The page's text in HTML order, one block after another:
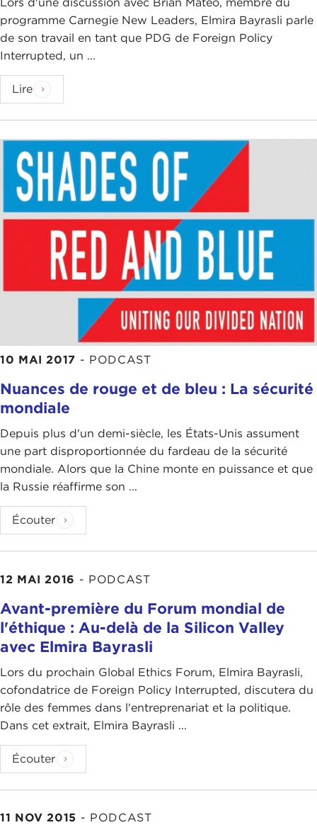
Lors d'une discussion avec Brian Mateo, membre du
programme Carnegie New Leaders, Elmira Bayrasli parle
de son travail en tant que PDG de Foreign Policy
Interrupted, un ...
Lire
10 MAI 2017 - PODCAST
Nuances de rouge et de bleu : La sécurité
mondiale
Depuis plus d'un demi-siècle, les États-Unis assument
une part disproportionnée du fardeau de la sécurité
mondiale. Alors que la Chine monte en puissance et que
la Russie réaffirme son ...
Écouter
12 MAI 2016 - PODCAST
Avant-première du Forum mondial de
l'éthique : Au-delà de la Silicon Valley
avec Elmira Bayrasli
Lors du prochain Global Ethics Forum, Elmira Bayrasli,
cofondatrice de Foreign Policy Interrupted, discutera du
rôle des femmes dans l'entreprenariat et la politique.
Dans cet extrait, Elmira Bayrasli ...
Écouter
11 NOV 2015 - PODCAST